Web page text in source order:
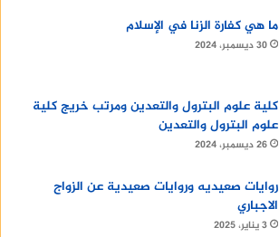
ما هي كفارة الزنا في الإسلام
30 ديسمبر، 2024
كلية علوم البترول والتعدين ومرتب خريج كلية
علوم البترول والتعدين
26 ديسمبر، 2024
روايات صعيديه وروايات صعيدية عن الزواج
الاجباري
3 يناير، 2025